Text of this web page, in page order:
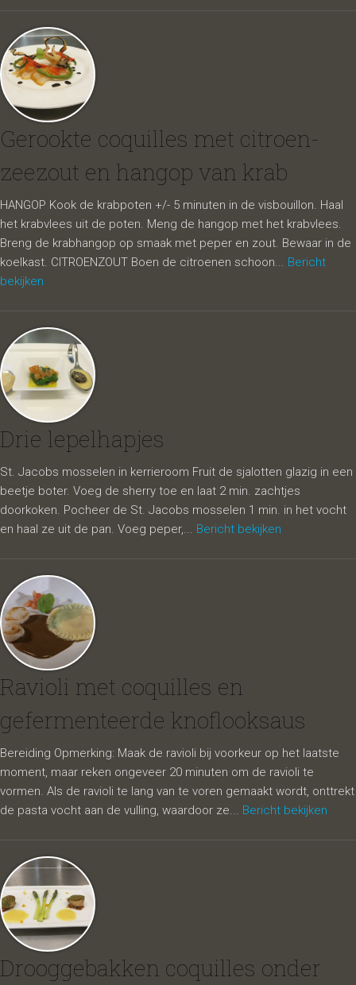
Gerookte coquilles met citroen-
zeezout en hangop van krab
HANGOP Kook de krabpoten +/- 5 minuten in de visbouillon. Haal
het krabvlees uit de poten. Meng de hangop met het krabvlees.
Breng de krabhangop op smaak met peper en zout. Bewaar in de
koelkast. CITROENZOUT Boen de citroenen schoon... Bericht
bekijken
Drie lepelhapjes
St. Jacobs mosselen in kerrieroom Fruit de sjalotten glazig in een
beetje boter. Voeg de sherry toe en laat 2 min. zachtjes
doorkoken. Pocheer de St. Jacobs mosselen 1 min. in het vocht
en haal ze uit de pan. Voeg peper,... Bericht bekijken
Ravioli met coquilles en
gefermenteerde knoflooksaus
Bereiding Opmerking: Maak de ravioli bij voorkeur op het laatste
moment, maar reken ongeveer 20 minuten om de ravioli te
vormen. Als de ravioli te lang van te voren gemaakt wordt, onttrekt
de pasta vocht aan de vulling, waardoor ze... Bericht bekijken
Drooggebakken coquilles onder